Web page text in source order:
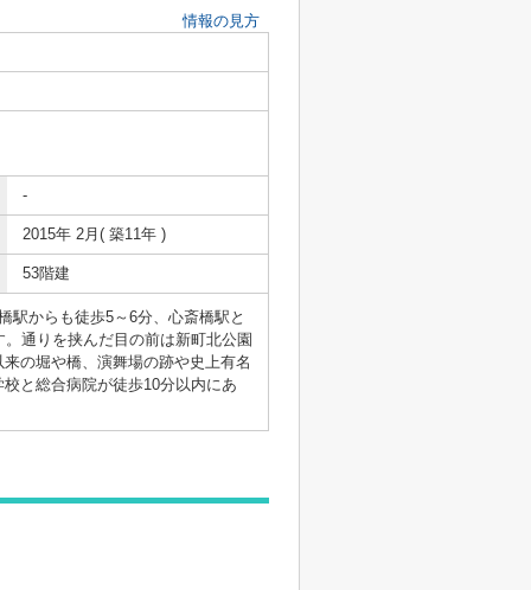
情報の見方
-
2015年 2月( 築11年 )
53階建
駅からも徒歩5～6分、心斎橋駅と
通りを挟んだ目の前は新町北公園
の堀や橋、演舞場の跡や史上有名
と総合病院が徒歩10分以内にあ